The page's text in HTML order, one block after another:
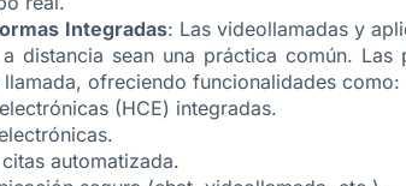
Integradas: Las videollamadas y
distancia sean una práctica común.
ofreciendo funcionalidades como:
(HCE) integradas.
automatizada.